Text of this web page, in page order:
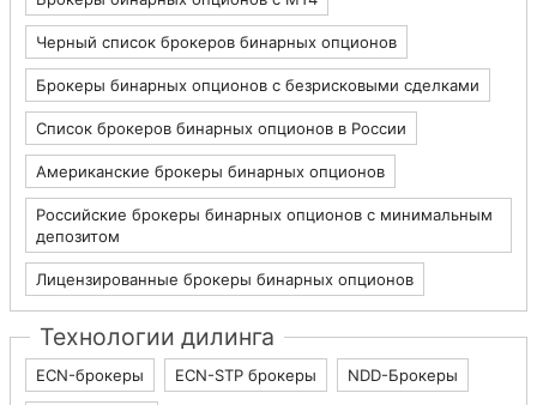
Черный список брокеров бинарных опционов
Брокеры бинарных опционов с безрисковыми сделками
Список брокеров бинарных опционов в России
Американские брокеры бинарных опционов
Российские брокеры бинарных опционов с минимальным
депозитом
Лицензированные брокеры бинарных опционов
Технологии дилинга
ECN-брокеры ECN-STP брокеры NDD-Брокеры